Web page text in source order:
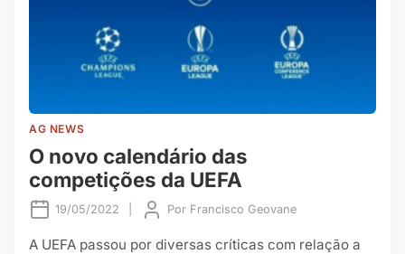
AG NEWS
O novo calendário das
competições da UEFA
19/05/2022 Por Francisco Geovane
A UEFA passou por diversas críticas com relação a